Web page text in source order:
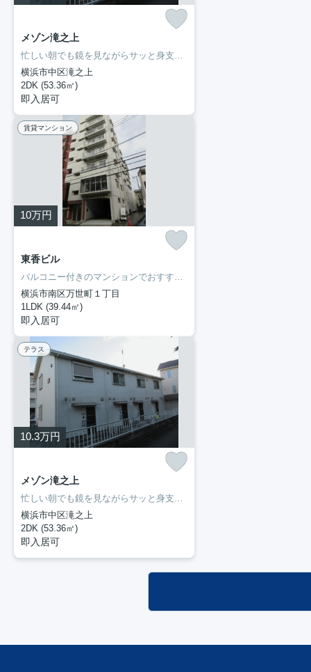
メゾン滝之上
忙しい朝でも鏡を見ながらサッと身支度を整えることができる独立洗面台を備えております。収納はクロゼット・シューズボックスなどが備え付けられているので、衣類や日用品の収納に重宝します。ぜひ一度見ていただきたい、「メゾン滝之上」です。新しい暮らしをお考えの方はどんな住まいをお求めですか。ぜひ当社にお客様のご希望をお聞かせ下さい。当スタッフが住まい探しを誠心誠意お手伝いさせていただきます。
横浜市中区滝之上
2DK (53.36㎡)
即入居可
賃貸マンション
10万円
東香ビル
バルコニー付きのマンションでおすすめです。収納はシューズボックス・クロゼットなど豊富なので、衣類や履き物の整理がしやすく便利です。独立洗面台が付いているので、歯ブラシやドライヤーなどをまとめて収納できます。新着情報：東香ビルの空室情報ならコチラ。横濱長者町不動産のスタッフが住まい探しを全力でサポートいたします。お問い合わせは045-251-6681にてお待ちしております。
横浜市南区万世町１丁目
1LDK (39.44㎡)
即入居可
テラス
10.3万円
メゾン滝之上
忙しい朝でも鏡を見ながらサッと身支度を整えることができる独立洗面台を備えております。収納はクロゼット・シューズボックスなどが備え付けられているので、衣類や日用品の収納に重宝します。ぜひ一度見ていただきたい、「メゾン滝之上」です。新しい暮らしをお考えの方はどんな住まいをお求めですか。ぜひ当社にお客様のご希望をお聞かせ下さい。当スタッフが住まい探しを誠心誠意お手伝いさせていただきます。
横浜市中区滝之上
2DK (53.36㎡)
即入居可